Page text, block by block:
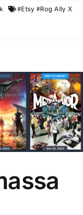
Etsy
Rog Ally X
2025